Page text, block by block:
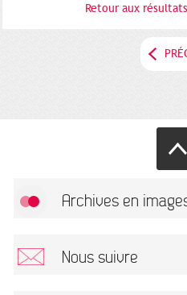
Retour aux
Archives en
Nous suivre